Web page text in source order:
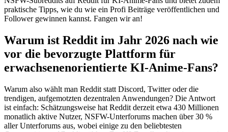
praktische Tipps, wie du wie ein Profi Beiträge veröffentlichen und
Follower gewinnen kannst. Fangen wir an!
Warum ist Reddit im Jahr 2026 nach wie
vor die bevorzugte Plattform für
erwachsenenorientierte KI-Anime-Fans?
Warum also wählt man Reddit statt Discord, Twitter oder die
trendigen, aufgemotzten dezentralen Anwendungen? Die Antwort
ist einfach: Schätzungsweise hat Reddit derzeit etwa 430 Millionen
monatlich aktive Nutzer, NSFW-Unterforums machen über 30 %
aller Unterforums aus, wobei einige zu den beliebtesten